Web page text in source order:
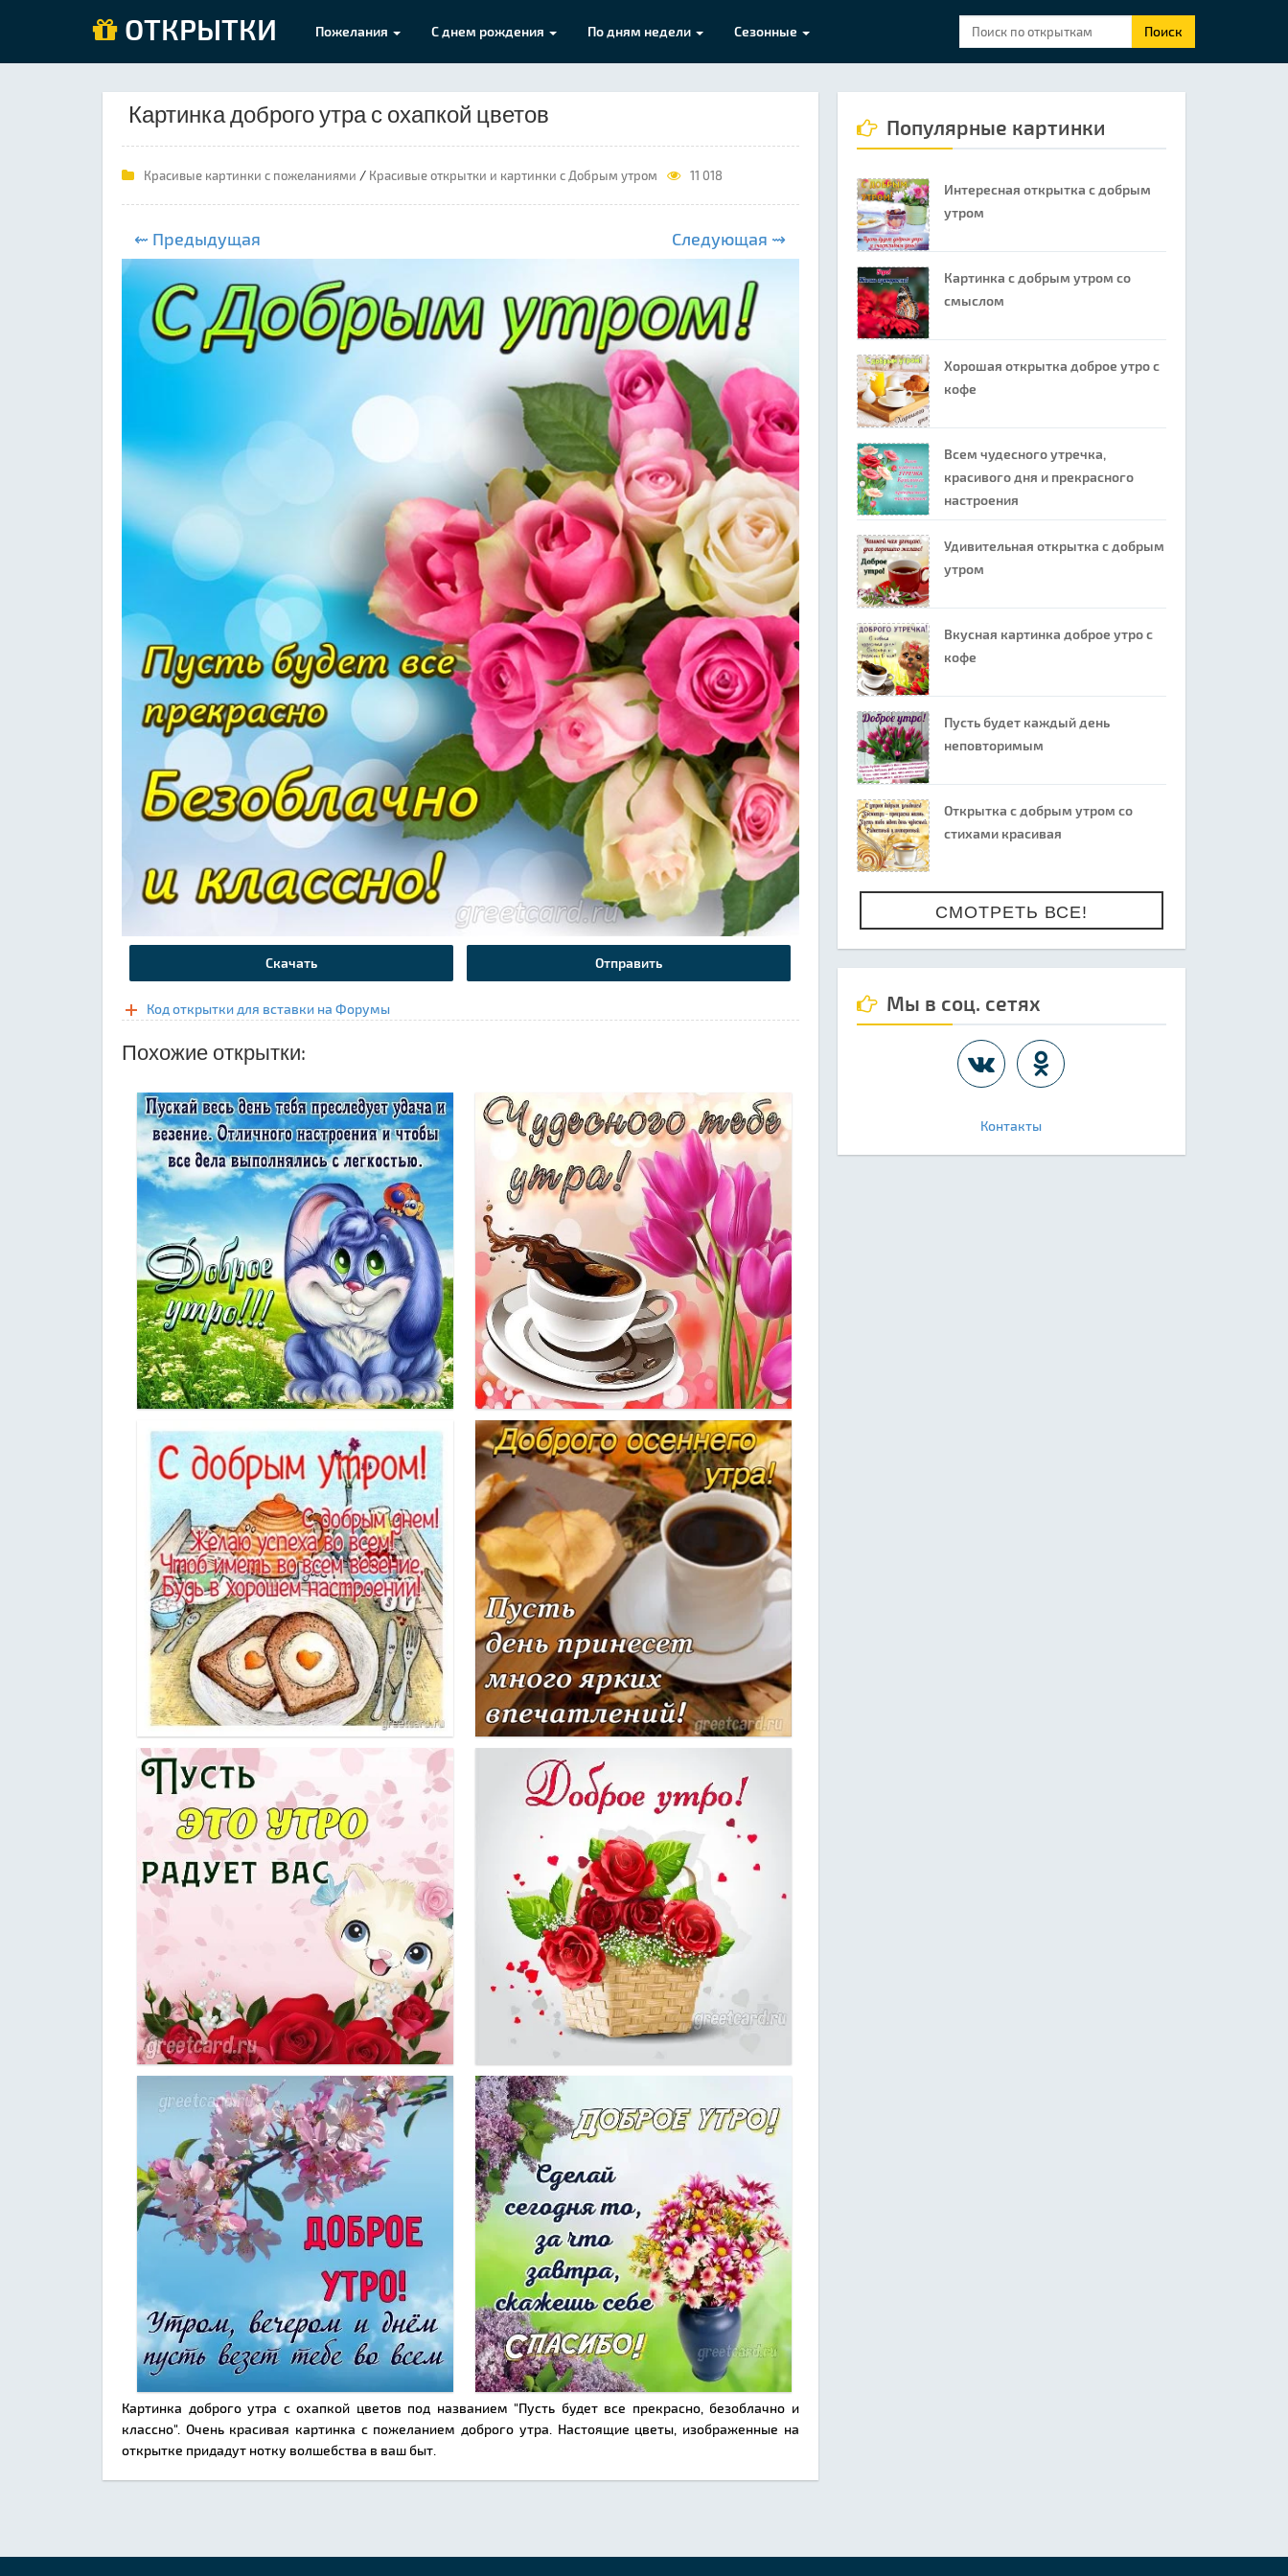
ОТКРЫТКИ Пожелания С днем рождения По дням недели Сезонные Поиск
Картинка доброго утра с охапкой цветов
Красивые картинки с пожеланиями / Красивые открытки и картинки с Добрым утром 11 018
⇜ Предыдущая Следующая ⇝
Скачать Отправить
Код открытки для вставки на Форумы
Похожие открытки:
Картинка доброго утра с охапкой цветов под названием "Пусть будет все прекрасно, безоблачно и
классно". Очень красивая картинка с пожеланием доброго утра. Настоящие цветы, изображенные на
открытке придадут нотку волшебства в ваш быт.
Популярные картинки
Интересная открытка с добрым
утром
Картинка с добрым утром со
смыслом
Хорошая открытка доброе утро с
кофе
Всем чудесного утречка,
красивого дня и прекрасного
настроения
Удивительная открытка с добрым
утром
Вкусная картинка доброе утро с
кофе
Пусть будет каждый день
неповторимым
Открытка с добрым утром со
стихами красивая
СМОТРЕТЬ ВСЕ!
Мы в соц. сетях
Контакты